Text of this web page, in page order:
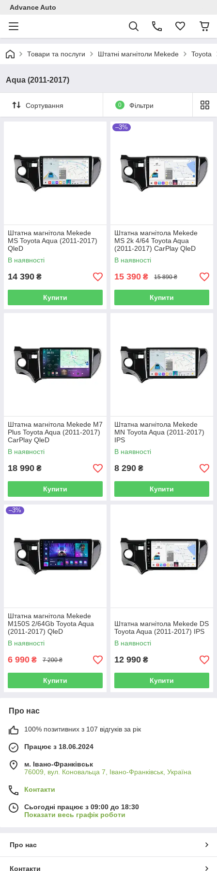
Advance Auto
Товари та послуги Штатні магнітоли Mekede Toyota
Aqua (2011-2017)
Сортування 0 Фільтри
Штатна магнітола Mekede
MS Toyota Aqua (2011-2017)
QleD
В наявності
14 390 ₴
Купити
–3%
Штатна магнітола Mekede
MS 2k 4/64 Toyota Aqua
(2011-2017) CarPlay QleD
В наявності
15 390 ₴ 15 890 ₴
Купити
Штатна магнітола Mekede M7
Plus Toyota Aqua (2011-2017)
CarPlay QleD
В наявності
18 990 ₴
Купити
Штатна магнітола Mekede
MN Toyota Aqua (2011-2017)
IPS
В наявності
8 290 ₴
Купити
–3%
Штатна магнітола Mekede
M150S 2/64Gb Toyota Aqua
(2011-2017) QleD
В наявності
6 990 ₴ 7 200 ₴
Купити
Штатна магнітола Mekede DS
Toyota Aqua (2011-2017) IPS
В наявності
12 990 ₴
Купити
Про нас
100% позитивних з 107 відгуків за рік
Працює з 18.06.2024
м. Івано-Франківськ
76009, вул. Коновальца 7, Івано-Франківськ, Україна
Контакти
Сьогодні працює з 09:00 до 18:30
Показати весь графік роботи
Про нас
Контакти